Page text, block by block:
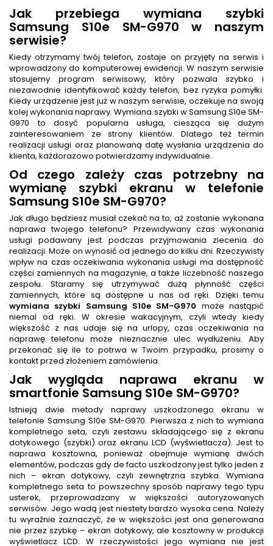
Jak przebiega wymiana szybki
Samsung S10e SM-G970 w naszym
serwisie?
Kiedy otrzymamy twój telefon, zostaje on przyjęty na serwis i
wprowadzony do komputerowej ewidencji. W naszym serwisie
stosujemy program serwisowy, który pozwala szybko i
niezawodnie identyfikować każdy telefon, bez ryzyka pomyłki.
Kiedy urządzenie jest już w naszym serwisie, oczekuje na swoją
kolej wykonania naprawy. Wymiana szybki w Samsung S10e SM-
G970 to dosyć popularna usługa, ciesząca się dużym
zainteresowaniem ze strony klientów. Dlatego też termin
realizacji usługi oraz planowaną datę wysłania urządzenia do
klienta, każdorazowo potwierdzamy indywidualnie.
Od czego zależy czas potrzebny na
wymianę szybki ekranu w telefonie
Samsung S10e SM-G970?
Jak długo będziesz musiał czekać na to, aż zostanie wykonana
naprawa twojego telefonu? Przewidywany czas wykonania
usługi podawany jest podczas przyjmowania zlecenia do
realizacji. Może on wynosić od jednego do kilku dni. Rzeczywisty
wpływ na czas oczekiwania wykonania usługi ma dostępność
części zamiennych na magazynie, a także liczebność naszego
zespołu. Staramy się utrzymywać dużą płynność części
zamiennych, które są dostępne u nas od ręki. Dzięki temu
wymiana szybki Samsung S10e SM-G970 może nastąpić
niemal od ręki. W okresie wakacyjnym, czyli wtedy kiedy
większość z nas udaje się na urlopy, czas oczekiwania na
naprawę telefonu może nieznacznie ulec wydłużeniu. Aby
przekonać się ile to potrwa w Twoim przypadku, prosimy o
kontakt przed złożeniem zamówienia.
Jak wygląda naprawa ekranu w
smartfonie Samsung S10e SM-G970?
Istnieją dwie metody naprawy uszkodzonego ekranu w
telefonie Samsung S10e SM-G970. Pierwsza z nich to wymiana
kompletnego seta, czyli zestawu składającego się z ekranu
dotykowego (szybki) oraz ekranu LCD (wyświetlacza). Jest to
naprawa kosztowna, ponieważ obejmuje wymianę dwóch
elementów, podczas gdy de facto uszkodzony jest tylko jeden z
nich – ekran dotykowy, czyli zewnętrzna szybka. Wymiana
kompletnego seta to powszechny sposób naprawy tego typu
usterek, przeprowadzany w większości autoryzowanych
serwisów. Jego wadą jest niestety bardzo wysoka cena. Należy
tu wyraźnie zaznaczyć, że w większości jest ona generowana
nie przez szybkę – ekran dotykowy, ale kosztowny w produkcji
wyświetlacz LCD. W rzeczywistości jego wymiana nie jest